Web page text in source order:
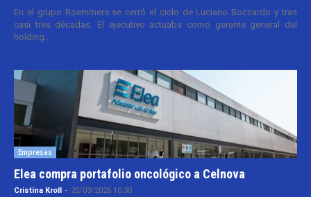
En el grupo Roemmers se cerró el ciclo de Luciano Boccardo y tras
casi tres décadas. El ejecutivo actuaba como gerente general del
holding...
Empresas
Elea compra portafolio oncológico a Celnova
Cristina Kroll - 20/03/2026 10:30